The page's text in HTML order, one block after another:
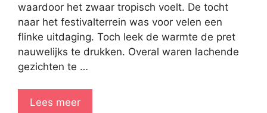
waardoor het zwaar tropisch voelt. De tocht
naar het festivalterrein was voor velen een
flinke uitdaging. Toch leek de warmte de pret
nauwelijks te drukken. Overal waren lachende
gezichten te …
Lees meer